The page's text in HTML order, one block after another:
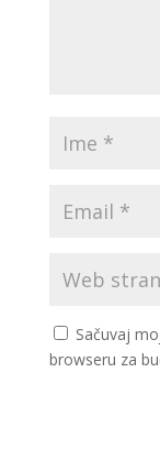
Sačuvaj
browseru za